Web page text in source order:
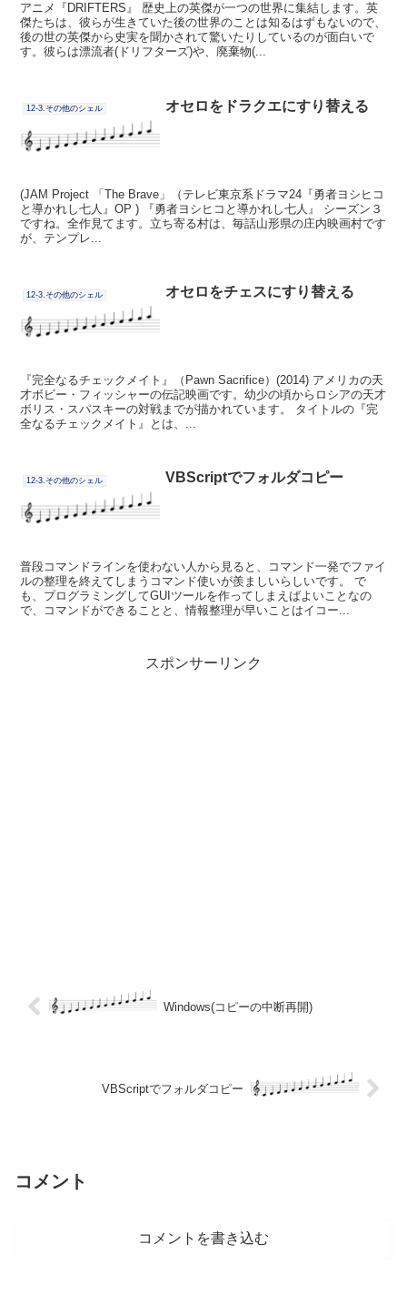
アニメ『DRIFTERS』 歴史上の英傑が一つの世界に集結します。英
傑たちは、彼らが生きていた後の世界のことは知るはずもないので、
後の世の英傑から史実を聞かされて驚いたりしているのが面白いで
す。彼らは漂流者(ドリフターズ)や、廃棄物(...
12-3.その他のシェル オセロをドラクエにすり替える
(JAM Project 「The Brave」（テレビ東京系ドラマ24『勇者ヨシヒコ
と導かれし七人』OP ) 『勇者ヨシヒコと導かれし七人』 シーズン３
ですね。全作見てます。立ち寄る村は、毎話山形県の庄内映画村です
が、テンプレ...
12-3.その他のシェル オセロをチェスにすり替える
『完全なるチェックメイト』（Pawn Sacrifice）(2014) アメリカの天
才ボビー・フィッシャーの伝記映画です。幼少の頃からロシアの天才
ボリス・スパスキーの対戦までが描かれています。 タイトルの『完
全なるチェックメイト』とは、...
12-3.その他のシェル VBScriptでフォルダコピー
普段コマンドラインを使わない人から見ると、コマンド一発でファイ
ルの整理を終えてしまうコマンド使いが羨ましいらしいです。 で
も、プログラミングしてGUIツールを作ってしまえばよいことなの
で、コマンドができることと、情報整理が早いことはイコー...
スポンサーリンク
Windows(コピーの中断再開)
VBScriptでフォルダコピー
コメント
コメントを書き込む